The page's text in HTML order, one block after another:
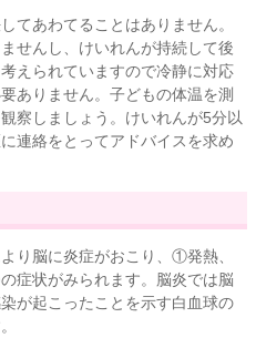
てあわてることはありません。
せんし、けいれんが持続して後
えられていますので冷静に対応
ありません。子どもの体温を測
察しましょう。けいれんが5分以
連絡をとってアドバイスを求め
り脳に炎症がおこり、①発熱、
症状がみられます。脳炎では脳
が起こったことを示す白血球の